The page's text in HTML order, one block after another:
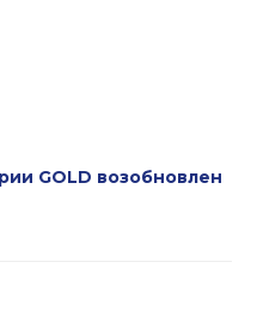
GOLD возобновлен